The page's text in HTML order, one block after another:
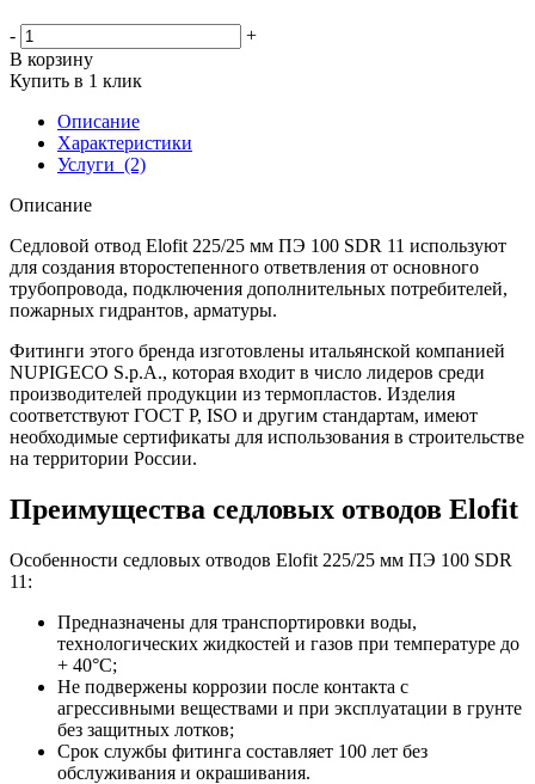
-
+
В корзину
Купить в 1 клик
Описание
Характеристики
Услуги (2)
Описание
Седловой отвод Elofit 225/25 мм ПЭ 100 SDR 11 используют
для создания второстепенного ответвления от основного
трубопровода, подключения дополнительных потребителей,
пожарных гидрантов, арматуры.
Фитинги этого бренда изготовлены итальянской компанией
NUPIGECO S.p.A., которая входит в число лидеров среди
производителей продукции из термопластов. Изделия
соответствуют ГОСТ Р, ISO и другим стандартам, имеют
необходимые сертификаты для использования в строительстве
на территории России.
Преимущества седловых отводов Elofit
Особенности седловых отводов Elofit 225/25 мм ПЭ 100 SDR
11:
Предназначены для транспортировки воды,
технологических жидкостей и газов при температуре до
+ 40°С;
Не подвержены коррозии после контакта с
агрессивными веществами и при эксплуатации в грунте
без защитных лотков;
Срок службы фитинга составляет 100 лет без
обслуживания и окрашивания.